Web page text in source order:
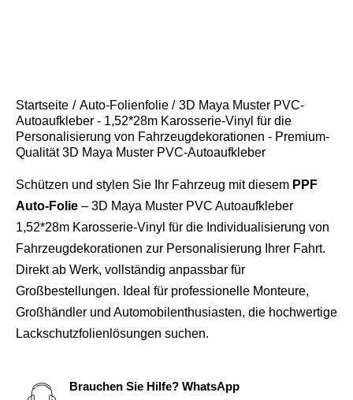
Startseite Auto-Folienfolie
3D Maya Muster PVC-
Autoaufkleber - 1,52*28m Karosserie-Vinyl für die
Personalisierung von Fahrzeugdekorationen - Premium-
Qualität 3D Maya Muster PVC-Autoaufkleber
Schützen und stylen Sie Ihr Fahrzeug mit diesem PPF
Auto-Folie – 3D Maya Muster PVC Autoaufkleber
1,52*28m Karosserie-Vinyl für die Individualisierung von
Fahrzeugdekorationen zur Personalisierung Ihrer Fahrt.
Direkt ab Werk, vollständig anpassbar für
Großbestellungen. Ideal für professionelle Monteure,
Großhändler und Automobilenthusiasten, die hochwertige
Lackschutzfolienlösungen suchen.
Brauchen Sie Hilfe? WhatsApp